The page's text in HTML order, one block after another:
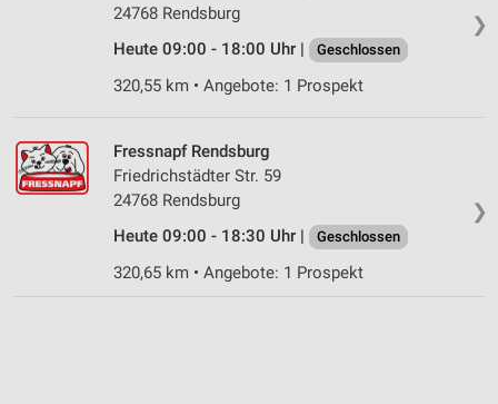
❯
24768 Rendsburg
Heute 09:00 - 18:00 Uhr |
Geschlossen
320,55 km • Angebote: 1 Prospekt
❯
Fressnapf Rendsburg
Friedrichstädter Str. 59
24768 Rendsburg
Heute 09:00 - 18:30 Uhr |
Geschlossen
320,65 km • Angebote: 1 Prospekt